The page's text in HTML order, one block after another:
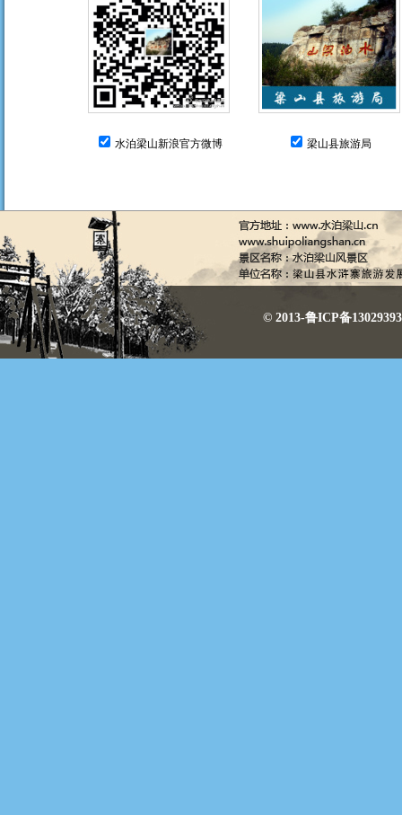
水泊梁山新浪官方微博 梁山县旅游局
© 2013-鲁ICP备